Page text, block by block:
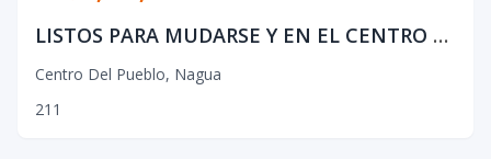
LISTOS PARA MUDARSE Y EN EL CENTRO DE CIUDAD
Centro Del Pueblo, Nagua
21 1